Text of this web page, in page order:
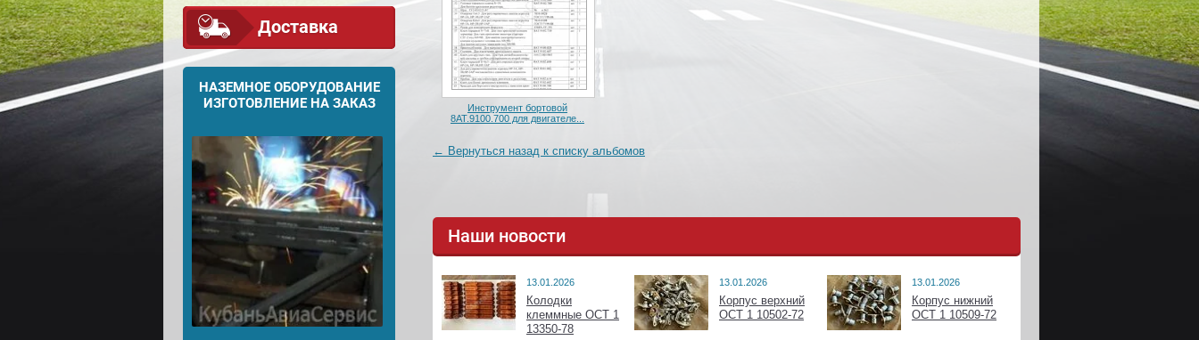
Инструмент бортовой
8АТ.9100.700 для двигателе...
← Вернуться назад к списку альбомов
Наши новости
13.01.2026
Колодки
клеммные ОСТ 1
13350-78
13.01.2026
Корпус верхний
ОСТ 1 10502-72
13.01.2026
Корпус нижний
ОСТ 1 10509-72
Доставка
НАЗЕМНОЕ ОБОРУДОВАНИЕ
ИЗГОТОВЛЕНИЕ НА ЗАКАЗ